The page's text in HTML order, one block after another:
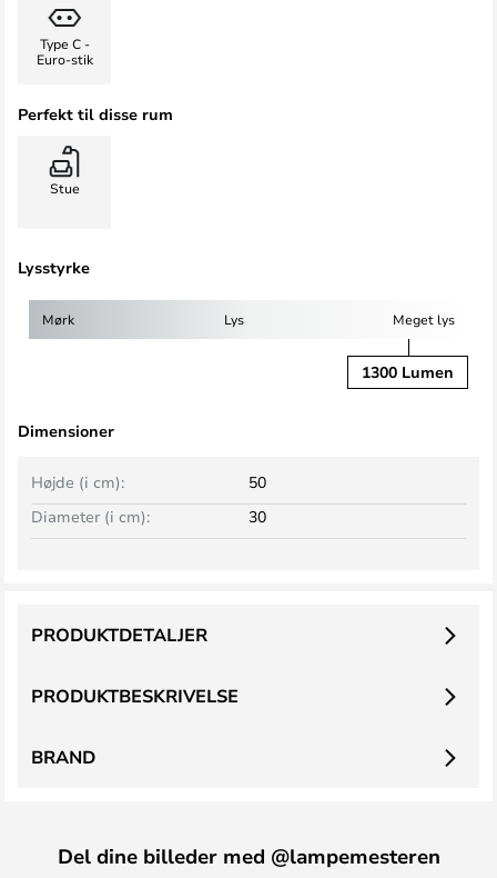
Type C -
Euro-stik
Perfekt til disse rum
Stue
Lysstyrke
Mørk Lys Meget lys
1300 Lumen
Dimensioner
Højde (i cm):
50
Diameter (i cm):
30
PRODUKTBESKRIVELSE
PRODUKTDETALJER
BRAND
Del dine billeder med @lampemesteren